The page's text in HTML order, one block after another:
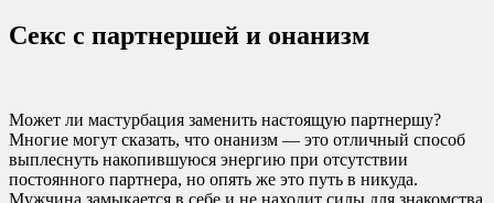
Секс с партнершей и онанизм
Может ли мастурбация заменить настоящую партнершу?
Многие могут сказать, что онанизм — это отличный способ
выплеснуть накопившуюся энергию при отсутствии
постоянного партнера, но опять же это путь в никуда.